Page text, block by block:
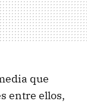
que
entre ellos,